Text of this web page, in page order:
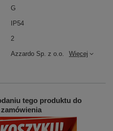
Azzardo Sp. z o.o. Więcej
G
IP54
2
tego produktu do